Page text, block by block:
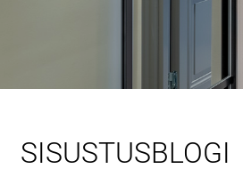
SISUSTUSBLOGI